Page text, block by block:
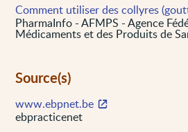
Comment utiliser des collyres
PharmaInfo - AFMPS - Agence
Médicaments et des Produits de
Source(s)
www.ebpnet.be
ebpracticenet